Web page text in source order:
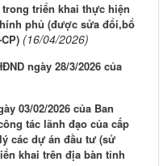
triển khai thực hiện
phủ (được sửa đổi,bổ
(16/04/2026)
ngày 28/3/2026 của
03/02/2026 của Ban
tác lãnh đạo của cấp
các dự án đầu tư (sử
khai trên địa bàn tỉnh